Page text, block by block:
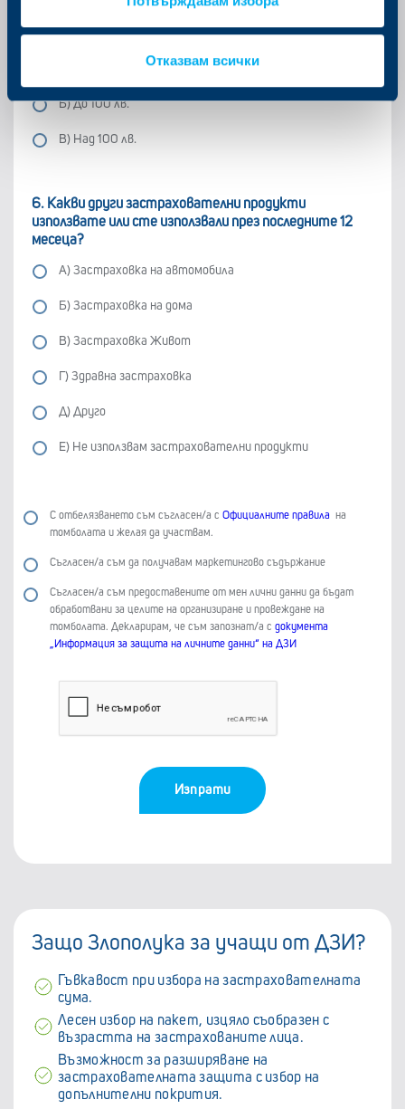
Отказвам всички
за годишна застраховка?
Б) До 100 лв.
В) Над 100 лв.
6. Какви други застрахователни продукти
използвате или сте използвали през последните 12
месеца?
A) Застраховка на автомобила
Б) Застраховка на дома
В) Застраховка Живот
Г) Здравна застраховка
Д) Друго
Е) Не използвам застрахователни продукти
С отбелязването съм съгласен/а с Официалните правила на
томболата и желая да участвам.
Съгласен/а съм да получавам маркетингово съдържание
Съгласен/а съм предоставените от мен лични данни да бъдат
обработвани за целите на организиране и провеждане на
томболата. Декларирам, че съм запознат/а с документа
„Информация за защита на личните данни“ на ДЗИ
Изпрати
Защо Злополука за учащи от ДЗИ?
Гъвкавост при избора на застрахователната
сума.
Лесен избор на пакет, изцяло съобразен с
възрастта на застрахованите лица.
Възможност за разширяване на
застрахователната защита с избор на
допълнителни покрития.